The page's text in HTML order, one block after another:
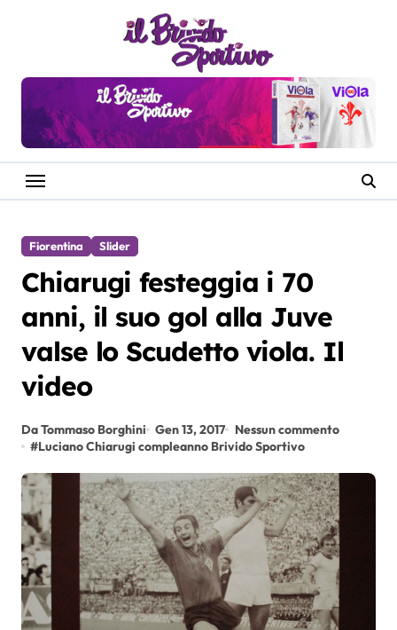
Fiorentina Slider
Chiarugi festeggia i 70
anni, il suo gol alla Juve
valse lo Scudetto viola. Il
video
Da Tommaso Borghini Gen 13, 2017
Nessun commento
#Luciano Chiarugi compleanno Brivido Sportivo